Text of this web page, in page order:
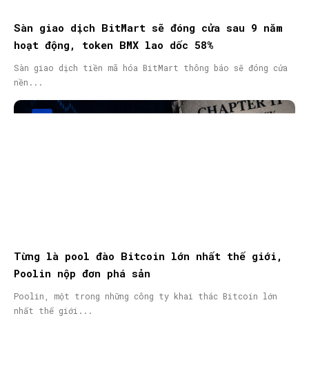
Sàn giao dịch BitMart sẽ đóng cửa sau 9 năm
hoạt động, token BMX lao dốc 58%
Sàn giao dịch tiền mã hóa BitMart thông báo sẽ đóng cửa
nền...
Từng là pool đào Bitcoin lớn nhất thế giới,
Poolin nộp đơn phá sản
Poolin, một trong những công ty khai thác Bitcoin lớn
nhất thế giới...